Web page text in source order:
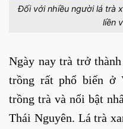
Đối với nhiều người lá trà
liền
Ngày nay trà trở
trồng rất phổ biến ở
trồng trà và nổi bật
Thái Nguyên. Lá trà